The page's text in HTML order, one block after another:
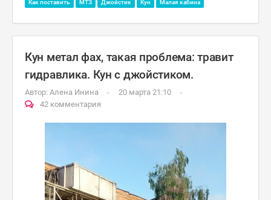
Как поставить МТЗ Джойстик Кун Малая кабина
Кун метал фах, такая проблема: травит
гидравлика. Кун с джойстиком.
Автор: Алена Инина
20 марта 21:10
42 комментария